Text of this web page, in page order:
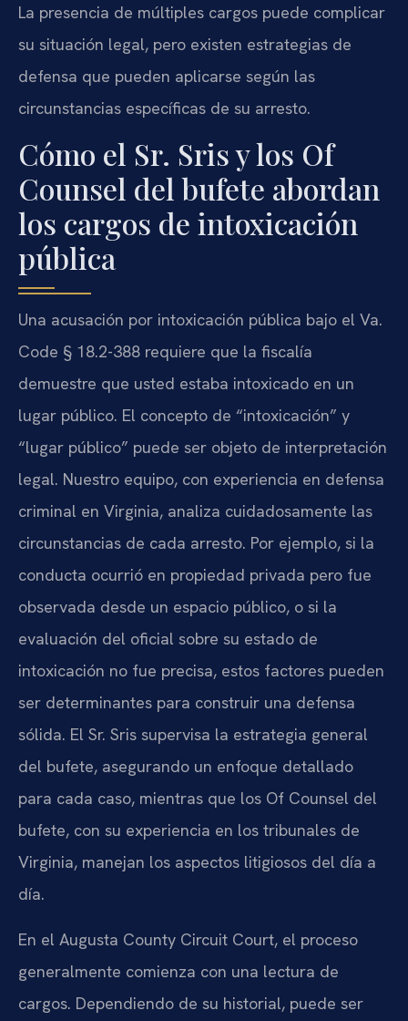
La presencia de múltiples cargos puede complicar
su situación legal, pero existen estrategias de
defensa que pueden aplicarse según las
circunstancias específicas de su arresto.
Cómo el Sr. Sris y los Of
Counsel del bufete abordan
los cargos de intoxicación
pública
Una acusación por intoxicación pública bajo el Va.
Code § 18.2-388 requiere que la fiscalía
demuestre que usted estaba intoxicado en un
lugar público. El concepto de “intoxicación” y
“lugar público” puede ser objeto de interpretación
legal. Nuestro equipo, con experiencia en defensa
criminal en Virginia, analiza cuidadosamente las
circunstancias de cada arresto. Por ejemplo, si la
conducta ocurrió en propiedad privada pero fue
observada desde un espacio público, o si la
evaluación del oficial sobre su estado de
intoxicación no fue precisa, estos factores pueden
ser determinantes para construir una defensa
sólida. El Sr. Sris supervisa la estrategia general
del bufete, asegurando un enfoque detallado
para cada caso, mientras que los Of Counsel del
bufete, con su experiencia en los tribunales de
Virginia, manejan los aspectos litigiosos del día a
día.
En el Augusta County Circuit Court, el proceso
generalmente comienza con una lectura de
cargos. Dependiendo de su historial, puede ser